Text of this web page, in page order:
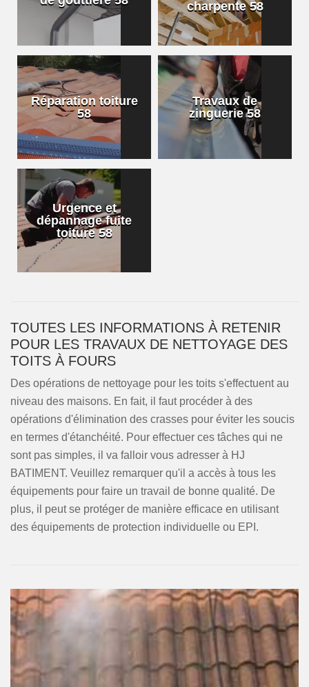
charpente 58
Réparation toiture
58
Travaux de
zinguerie 58
Urgence et
dépannage fuite
toiture 58
TOUTES LES INFORMATIONS À RETENIR
POUR LES TRAVAUX DE NETTOYAGE DES
TOITS À FOURS
Des opérations de nettoyage pour les toits s'effectuent au
niveau des maisons. En fait, il faut procéder à des
opérations d'élimination des crasses pour éviter les soucis
en termes d'étanchéité. Pour effectuer ces tâches qui ne
sont pas simples, il va falloir vous adresser à HJ
BATIMENT. Veuillez remarquer qu'il a accès à tous les
équipements pour faire un travail de bonne qualité. De
plus, il peut se protéger de manière efficace en utilisant
des équipements de protection individuelle ou EPI.